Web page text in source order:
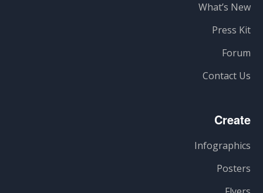
What’s New
Press Kit
Forum
Contact Us
Create
Infographics
Posters